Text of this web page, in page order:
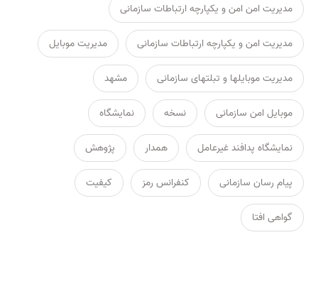
مدیریت امن امن و یکپارچه ارتباطات سازمانی
مدیریت امن و یکپارچه ارتباطات سازمانی مدیریت موبایل
مدیریت موبایلها و تبلتهای سازمانی مشهد
موبایل امن سازمانی نسخه نمایشگاه
نمایشگاه پدافند غیرعامل همدار پژوهش
پیام رسان سازمانی کنفرانس رمز کیفیت
گواهی افتا